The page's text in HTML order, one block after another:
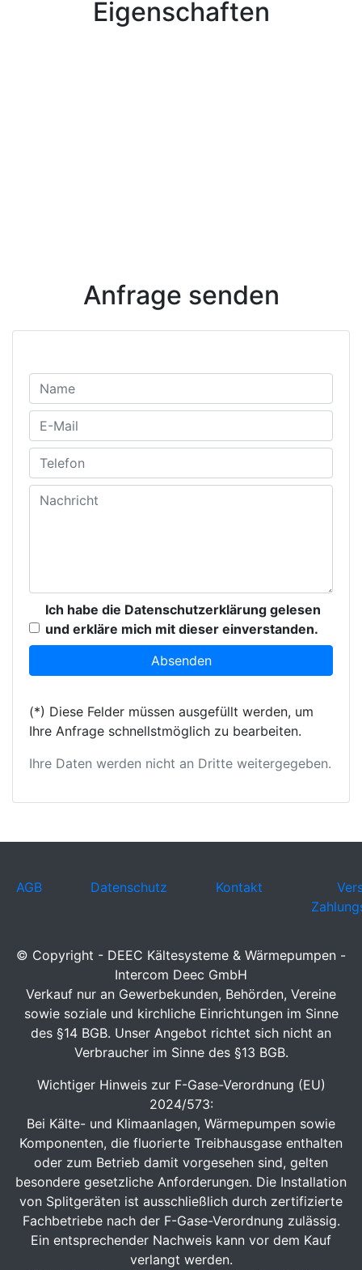
Eigenschaften
Anfrage senden
Ich habe die Datenschutzerklärung gelesen
und erkläre mich mit dieser einverstanden.
(*) Diese Felder müssen ausgefüllt werden, um
Ihre Anfrage schnellstmöglich zu bearbeiten.
Ihre Daten werden nicht an Dritte weitergegeben.
AGB Datenschutz Kontakt
© Copyright - DEEC Kältesysteme & Wärmepumpen -
Intercom Deec GmbH
Verkauf nur an Gewerbekunden, Behörden, Vereine
sowie soziale und kirchliche Einrichtungen im Sinne
des §14 BGB. Unser Angebot richtet sich nicht an
Verbraucher im Sinne des §13 BGB.
Wichtiger Hinweis zur F-Gase-Verordnung (EU)
2024/573:
Bei Kälte- und Klimaanlagen, Wärmepumpen sowie
Komponenten, die fluorierte Treibhausgase enthalten
oder zum Betrieb damit vorgesehen sind, gelten
besondere gesetzliche Anforderungen. Die Installation
von Splitgeräten ist ausschließlich durch zertifizierte
Fachbetriebe nach der F-Gase-Verordnung zulässig.
Ein entsprechender Nachweis kann vor dem Kauf
verlangt werden.